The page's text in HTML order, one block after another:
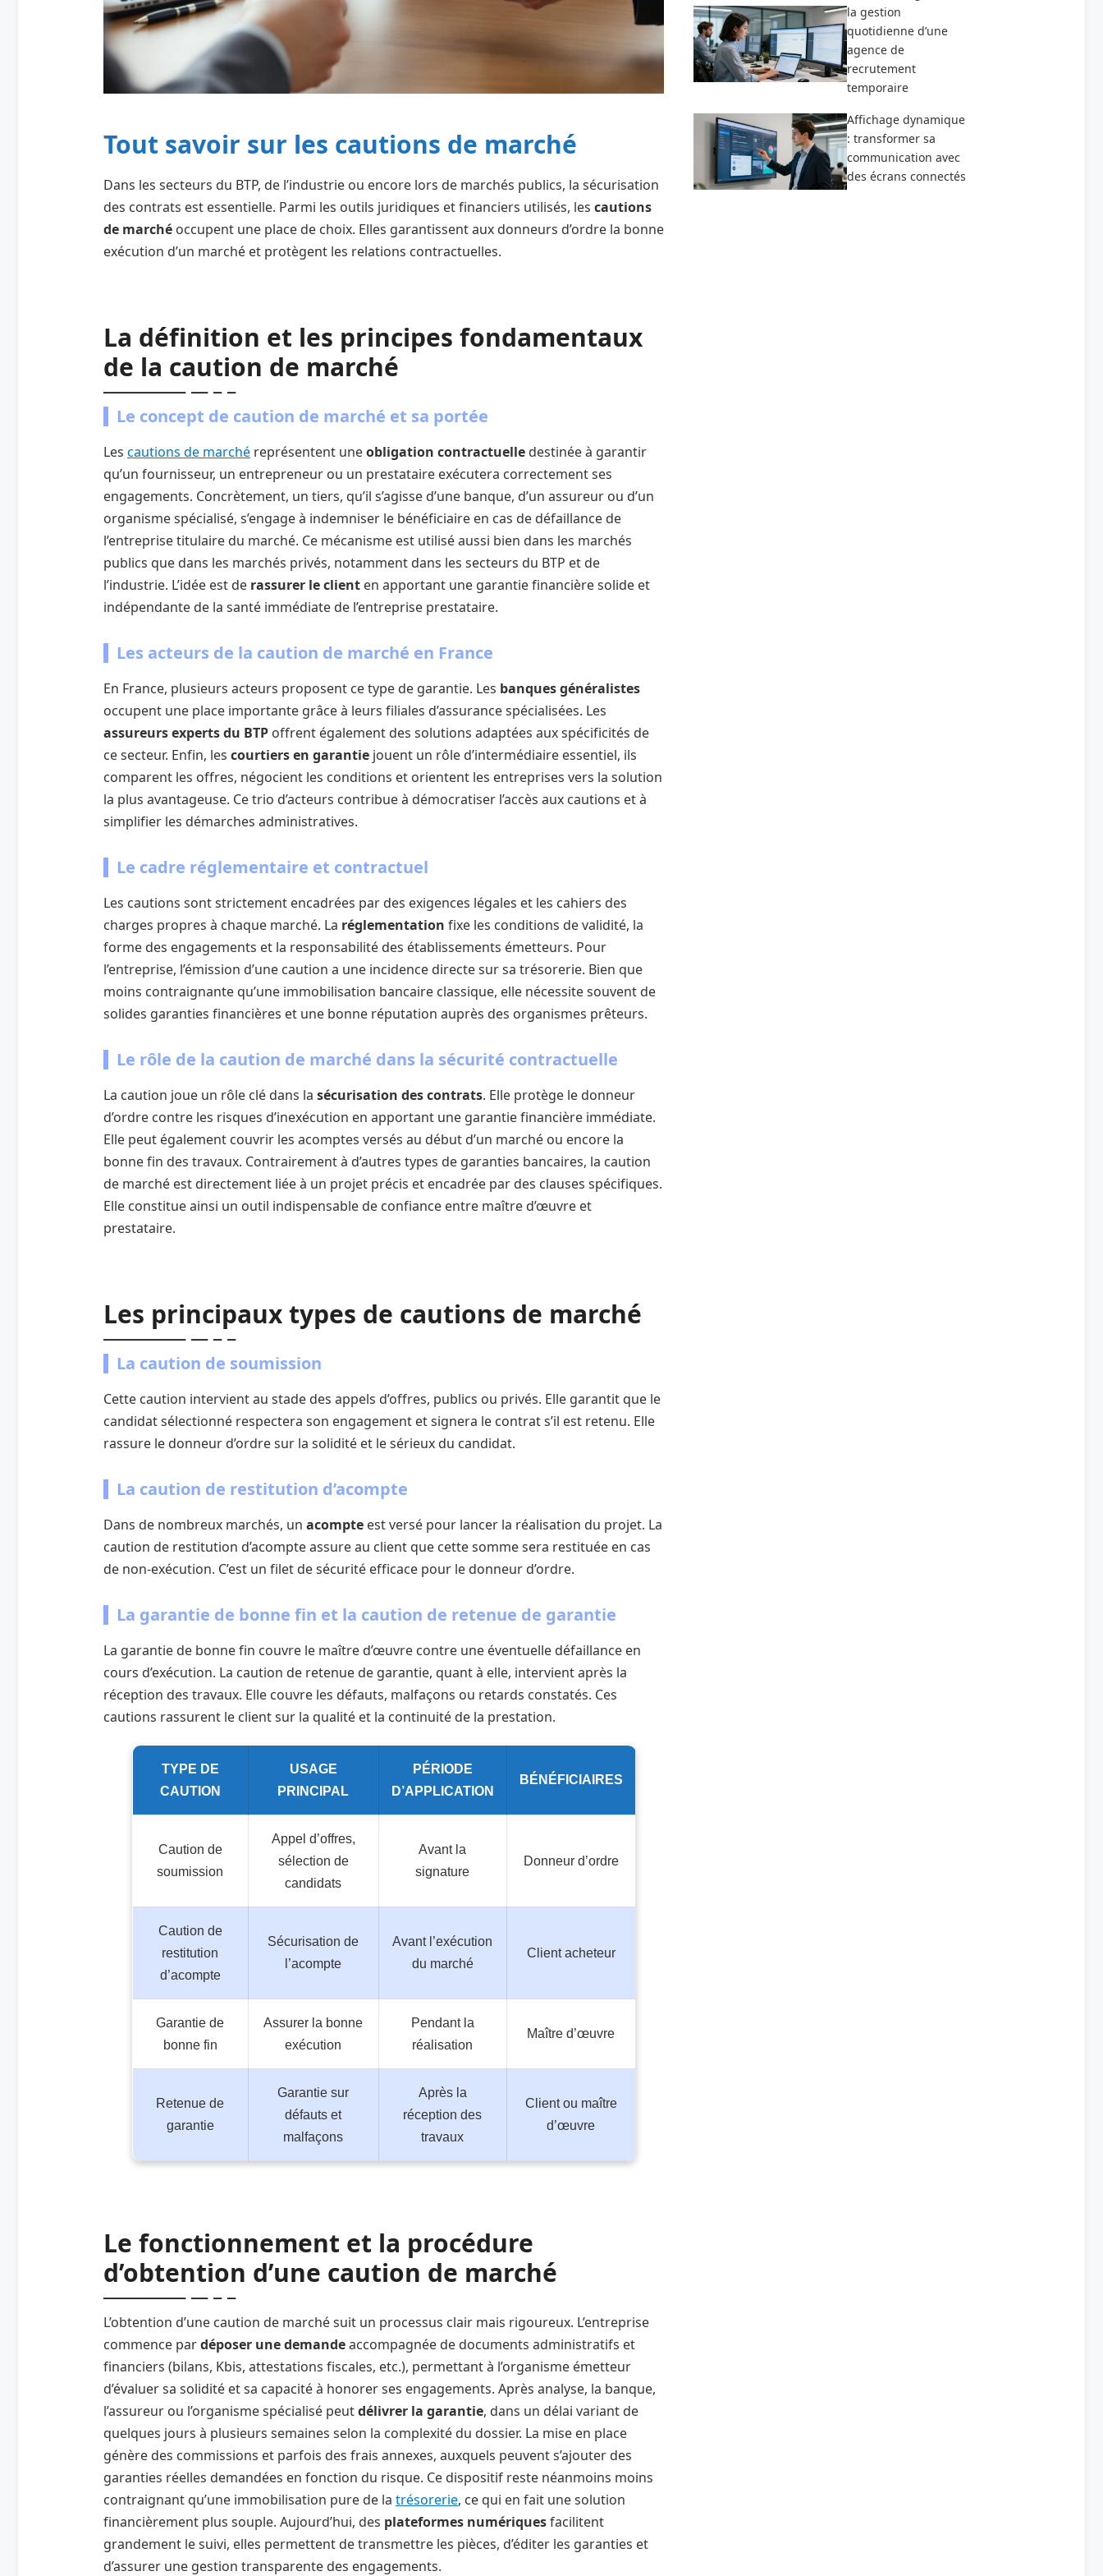
Tout savoir sur les cautions de marché
Dans les secteurs du BTP, de l’industrie ou encore lors de marchés publics, la sécurisation
des contrats est essentielle. Parmi les outils juridiques et financiers utilisés, les cautions
de marché occupent une place de choix. Elles garantissent aux donneurs d’ordre la bonne
exécution d’un marché et protègent les relations contractuelles.
La définition et les principes fondamentaux
de la caution de marché
Le concept de caution de marché et sa portée
Les cautions de marché représentent uneobligation contractuelle destinée à garantir
qu’un fournisseur, un entrepreneur ou un prestataire exécutera correctement ses
engagements. Concrètement, un tiers, qu’il s’agisse d’une banque, d’un assureur ou d’un
organisme spécialisé, s’engage à indemniser le bénéficiaire en cas de défaillance de
l’entreprise titulaire du marché. Ce mécanisme est utilisé aussi bien dans les marchés
publics que dans les marchés privés, notamment dans les secteurs du BTP et de
l’industrie. L’idée est de rassurer le client en apportant une garantie financière solide et
indépendante de la santé immédiate de l’entreprise prestataire.
Les acteurs de la caution de marché en France
En France, plusieurs acteurs proposent ce type de garantie. Les banques généralistes
occupent une place importante grâce à leurs filiales d’assurance spécialisées. Les
assureurs experts du BTP offrent également des solutions adaptées aux spécificités de
ce secteur. Enfin, les courtiers en garantie jouent un rôle d’intermédiaire essentiel, ils
comparent les offres, négocient les conditions et orientent les entreprises vers la solution
la plus avantageuse. Ce trio d’acteurs contribue à démocratiser l’accès aux cautions et à
simplifier les démarches administratives.
Le cadre réglementaire et contractuel
Les cautions sont strictement encadrées par des exigences légales et les cahiers des
charges propres à chaque marché. La réglementation fixe les conditions de validité, la
forme des engagements et la responsabilité des établissements émetteurs. Pour
l’entreprise, l’émission d’une caution a une incidence directe sur sa trésorerie. Bien que
moins contraignante qu’une immobilisation bancaire classique, elle nécessite souvent de
solides garanties financières et une bonne réputation auprès des organismes prêteurs.
Le rôle de la caution de marché dans la sécurité contractuelle
La caution joue un rôle clé dans la sécurisation des contrats. Elle protège le donneur
d’ordre contre les risques d’inexécution en apportant une garantie financière immédiate.
Elle peut également couvrir les acomptes versés au début d’un marché ou encore la
bonne fin des travaux. Contrairement à d’autres types de garanties bancaires, la caution
de marché est directement liée à un projet précis et encadrée par des clauses spécifiques.
Elle constitue ainsi un outil indispensable de confiance entre maître d’œuvre et
prestataire.
Les principaux types de cautions de marché
La caution de soumission
Cette caution intervient au stade des appels d’offres, publics ou privés. Elle garantit que le
candidat sélectionné respectera son engagement et signera le contrat s’il est retenu. Elle
rassure le donneur d’ordre sur la solidité et le sérieux du candidat.
La caution de restitution d’acompte
Dans de nombreux marchés, un acompte est versé pour lancer la réalisation du projet. La
caution de restitution d’acompte assure au client que cette somme sera restituée en cas
de non-exécution. C’est un filet de sécurité efficace pour le donneur d’ordre.
La garantie de bonne fin et la caution de retenue de garantie
La garantie de bonne fin couvre le maître d’œuvre contre une éventuelle défaillance en
cours d’exécution. La caution de retenue de garantie, quant à elle, intervient après la
réception des travaux. Elle couvre les défauts, malfaçons ou retards constatés. Ces
cautions rassurent le client sur la qualité et la continuité de la prestation.
TYPE DE
CAUTION
USAGE
PRINCIPAL
PÉRIODE
D’APPLICATION
BÉNÉFICIAIRES
Caution de
soumission
Appel d’offres,
sélection de
candidats
Avant la
signature
Donneur d’ordre
Caution de
restitution
d’acompte
Sécurisation de
l’acompte
Avant l’exécution
du marché
Client acheteur
Garantie de
bonne fin
Assurer la bonne
exécution
Pendant la
réalisation
Maître d’œuvre
Retenue de
garantie
Garantie sur
défauts et
malfaçons
Après la
réception des
travaux
Client ou maître
d’œuvre
Le fonctionnement et la procédure
d’obtention d’une caution de marché
L’obtention d’une caution de marché suit un processus clair mais rigoureux. L’entreprise
commence pardéposer une demandeaccompagnée de documents administratifs et
financiers (bilans, Kbis, attestations fiscales, etc.), permettant à l’organisme émetteur
d’évaluer sa solidité et sa capacité à honorer ses engagements. Après analyse, la banque,
l’assureur ou l’organisme spécialisé peutdélivrer la garantie, dans un délai variant de
quelques jours à plusieurs semaines selon la complexité du dossier. La mise en place
génère des commissions et parfois des frais annexes, auxquels peuvent s’ajouter des
garanties réelles demandées en fonction du risque. Ce dispositif reste néanmoins moins
contraignant qu’une immobilisation pure de la trésorerie, ce qui en fait une solution
financièrement plus souple. Aujourd’hui, des plateformes numériquesfacilitent
grandement le suivi, elles permettent de transmettre les pièces, d’éditer les garanties et
d’assurer une gestion transparente des engagements.
la gestion
quotidienne d’une
agence de
recrutement
temporaire
Affichage dynamique
: transformer sa
communication avec
des écrans connectés